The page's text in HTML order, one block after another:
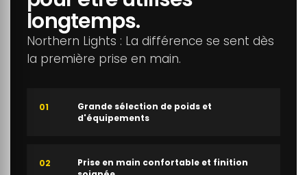
longtemps.
Northern Lights : La différence se sent dès
la première prise en main.
01
Grande sélection de poids et
d'équipements
02
Prise en main confortable et finition